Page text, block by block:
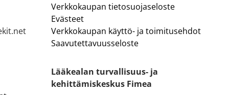
Verkkokaupan tietosuojaseloste
Evästeet
Verkkokaupan käyttö- ja toimitusehdot
Saavutettavuusseloste
Lääkealan turvallisuus- ja
kehittämiskeskus Fimea